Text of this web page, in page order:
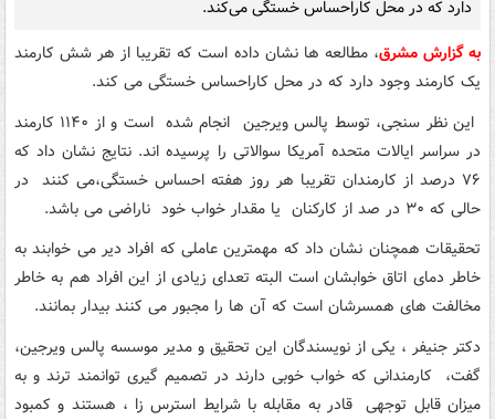
دارد که در محل کاراحساس خستگی می‌کند.
به گزارش مشرق، مطالعه ها نشان داده است که تقریبا از هر شش کارمند
یک کارمند وجود دارد که در محل کاراحساس خستگی می کند.
این نظر سنجی، توسط پالس ویرجین انجام شده است و از ۱۱۴۰ کارمند
در سراسر ایالات متحده آمریکا سوالاتی را پرسیده اند. نتایج نشان داد که
۷۶ درصد از کارمندان تقریبا هر روز هفته احساس خستگی،می کنند در
حالی که ۳۰ در صد از کارکنان یا مقدار خواب خود ناراضی می باشد.
تحقیقات همچنان نشان داد که مهمترین عاملی که افراد دیر می خوابند به
خاطر دمای اتاق خوابشان است البته تعدای زیادی از این افراد هم به خاطر
مخالفت های همسرشان است که آن ها را مجبور می کنند بیدار بمانند.
دکتر جنیفر ، یکی از نویسندگان این تحقیق و مدیر موسسه پالس ویرجین،
گفت، کارمندانی که خواب خوبی دارند در تصمیم گیری توانمند ترند و به
میزان قابل توجهی قادر به مقابله با شرایط استرس زا ، هستند و کمبود